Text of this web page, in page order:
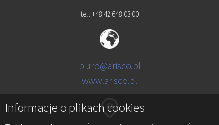
Informacje o plikach cookies
tel.: +48 42 648 03 00
biuro@arisco.pl
www.arisco.pl